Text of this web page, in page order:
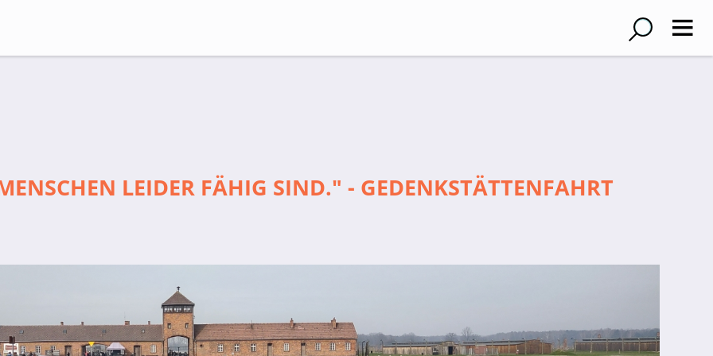
LEIDER FÄHIG SIND." - GEDENKSTÄTTENFAHRT